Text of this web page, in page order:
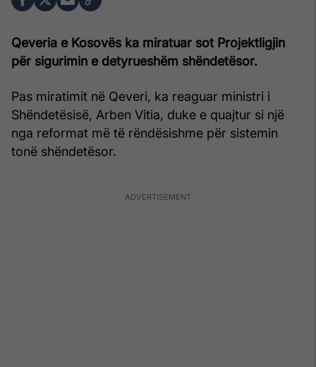
Qeveria e Kosovës ka miratuar sot Projektligjin
për sigurimin e detyrueshëm shëndetësor.
Pas miratimit në Qeveri, ka reaguar ministri i
Shëndetësisë, Arben Vitia, duke e quajtur si një
nga reformat më të rëndësishme për sistemin
tonë shëndetësor.